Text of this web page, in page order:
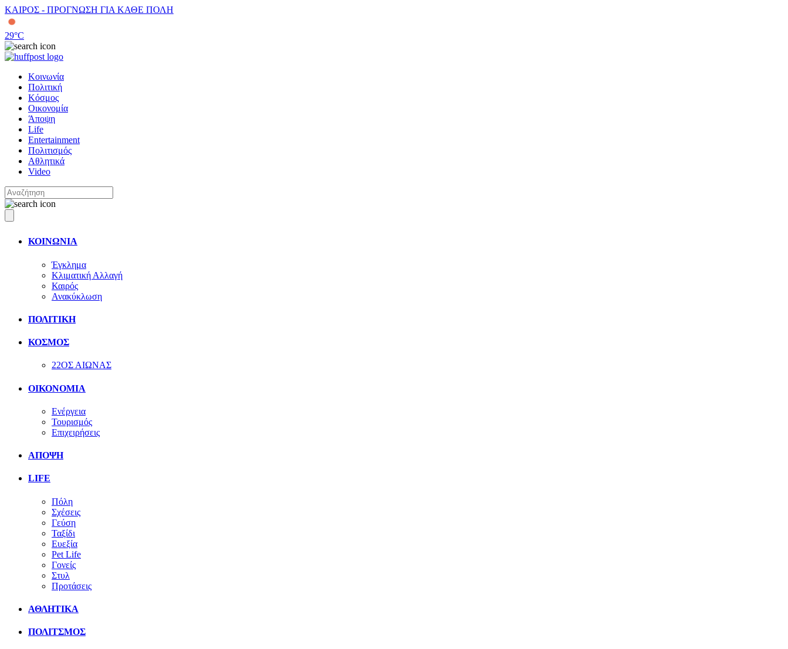
ΚΑΙΡΟΣ - ΠΡΟΓΝΩΣΗ ΓΙΑ ΚΑΘΕ ΠΟΛΗ
29°C
Κοινωνία
Πολιτική
Κόσμος
Οικονομία
Άποψη
Life
Entertainment
Πολιτισμός
Αθλητικά
Video
ΚΟΙΝΩΝΙΑ
Έγκλημα
Κλιματική Αλλαγή
Καιρός
Ανακύκλωση
ΠΟΛΙΤΙΚΗ
ΚΟΣΜΟΣ
22ΟΣ ΑΙΩΝΑΣ
ΟΙΚΟΝΟΜΙΑ
Ενέργεια
Τουρισμός
Επιχειρήσεις
ΑΠΟΨΗ
LIFE
Πόλη
Σχέσεις
Γεύση
Ταξίδι
Ευεξία
Pet Life
Γονείς
Στυλ
Προτάσεις
ΑΘΛΗΤΙΚΑ
ΠΟΛΙΤΣΜΟΣ